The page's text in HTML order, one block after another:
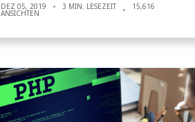
DEZ 05, 2019 3 MIN. LESEZEIT 15,616
ANSICHTEN